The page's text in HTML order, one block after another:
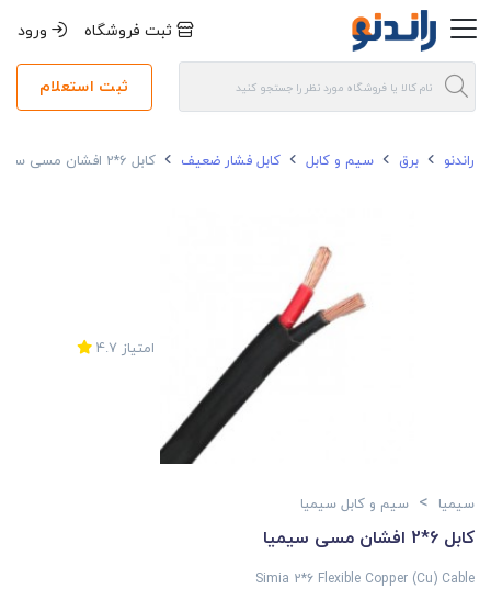
ثبت فروشگاه ورود
ثبت استعلام
راندنو برق سیم و کابل کابل فشار ضعیف کابل 6*2 افشان مسی سیمیا
امتیاز 4.7
سیمیا > سیم و کابل سیمیا
کابل 6*2 افشان مسی سیمیا
Simia 2*6 Flexible Copper (Cu) Cable